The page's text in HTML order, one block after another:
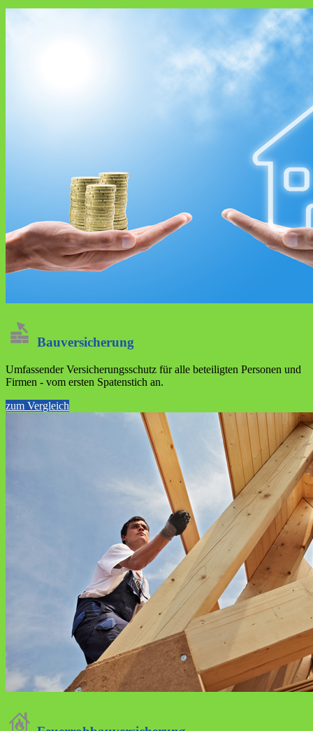
Bau­versicherung
Umfassender Versicherungsschutz für alle beteiligten Personen und
Firmen - vom ersten Spatenstich an.
zum Vergleich